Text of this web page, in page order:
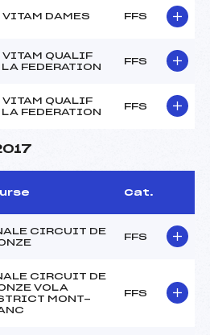
VITAM DAMES FFS
VITAM QUALIF
LA FEDERATION
FFS
VITAM QUALIF
LA FEDERATION
FFS
Cat.
CIRCUIT DE
FFS
CIRCUIT DE
VOLA
MONT-
FFS